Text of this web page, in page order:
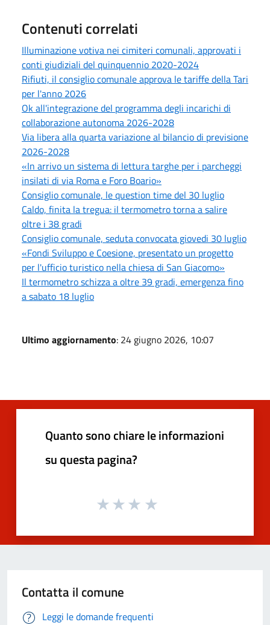
Contenuti correlati
Illuminazione votiva nei cimiteri comunali, approvati i
conti giudiziali del quinquennio 2020-2024
Rifiuti, il consiglio comunale approva le tariffe della Tari
per l'anno 2026
Ok all'integrazione del programma degli incarichi di
collaborazione autonoma 2026-2028
Via libera alla quarta variazione al bilancio di previsione
2026-2028
«In arrivo un sistema di lettura targhe per i parcheggi
insilati di via Roma e Foro Boario»
Consiglio comunale, le question time del 30 luglio
Caldo, finita la tregua: il termometro torna a salire
oltre i 38 gradi
Consiglio comunale, seduta convocata giovedi 30 luglio
«Fondi Sviluppo e Coesione, presentato un progetto
per l'ufficio turistico nella chiesa di San Giacomo»
Il termometro schizza a oltre 39 gradi, emergenza fino
a sabato 18 luglio
Ultimo aggiornamento: 24 giugno 2026, 10:07
Quanto sono chiare le informazioni
su questa pagina?
Contatta il comune
Leggi le domande frequenti